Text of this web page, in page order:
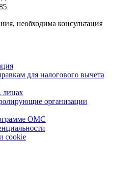
необходима консультация
для налогового вычета
лицах
организации
ОМС
cookie